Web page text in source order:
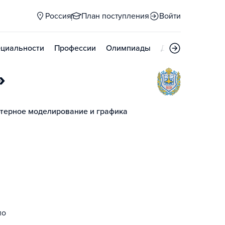
Россия План поступления Войти
Профессии Олимпиады Дни открытых
моделирование и графика